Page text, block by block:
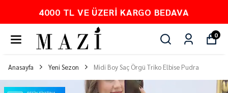
4000 TL VE ÜZERI KARGO BEDAVA
0
Anasayfa Yeni Sezon Midi Boy Saç Örgü Triko Elbise Pudra